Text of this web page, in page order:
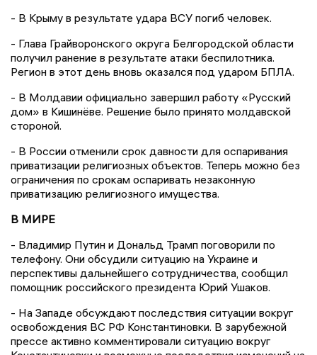
- В Крыму в результате удара ВСУ погиб человек.
- Глава Грайворонского округа Белгородской области
получил ранение в результате атаки беспилотника.
Регион в этот день вновь оказался под ударом БПЛА.
- В Молдавии официально завершил работу «Русский
дом» в Кишинёве. Решение было принято молдавской
стороной.
- В России отменили срок давности для оспаривания
приватизации религиозных объектов. Теперь можно без
ограничения по срокам оспаривать незаконную
приватизацию религиозного имущества.
В МИРЕ
- Владимир Путин и Дональд Трамп поговорили по
телефону. Они обсудили ситуацию на Украине и
перспективы дальнейшего сотрудничества, сообщил
помощник российского президента Юрий Ушаков.
- На Западе обсуждают последствия ситуации вокруг
освобождения ВС РФ Константиновки. В зарубежной
прессе активно комментировали ситуацию вокруг